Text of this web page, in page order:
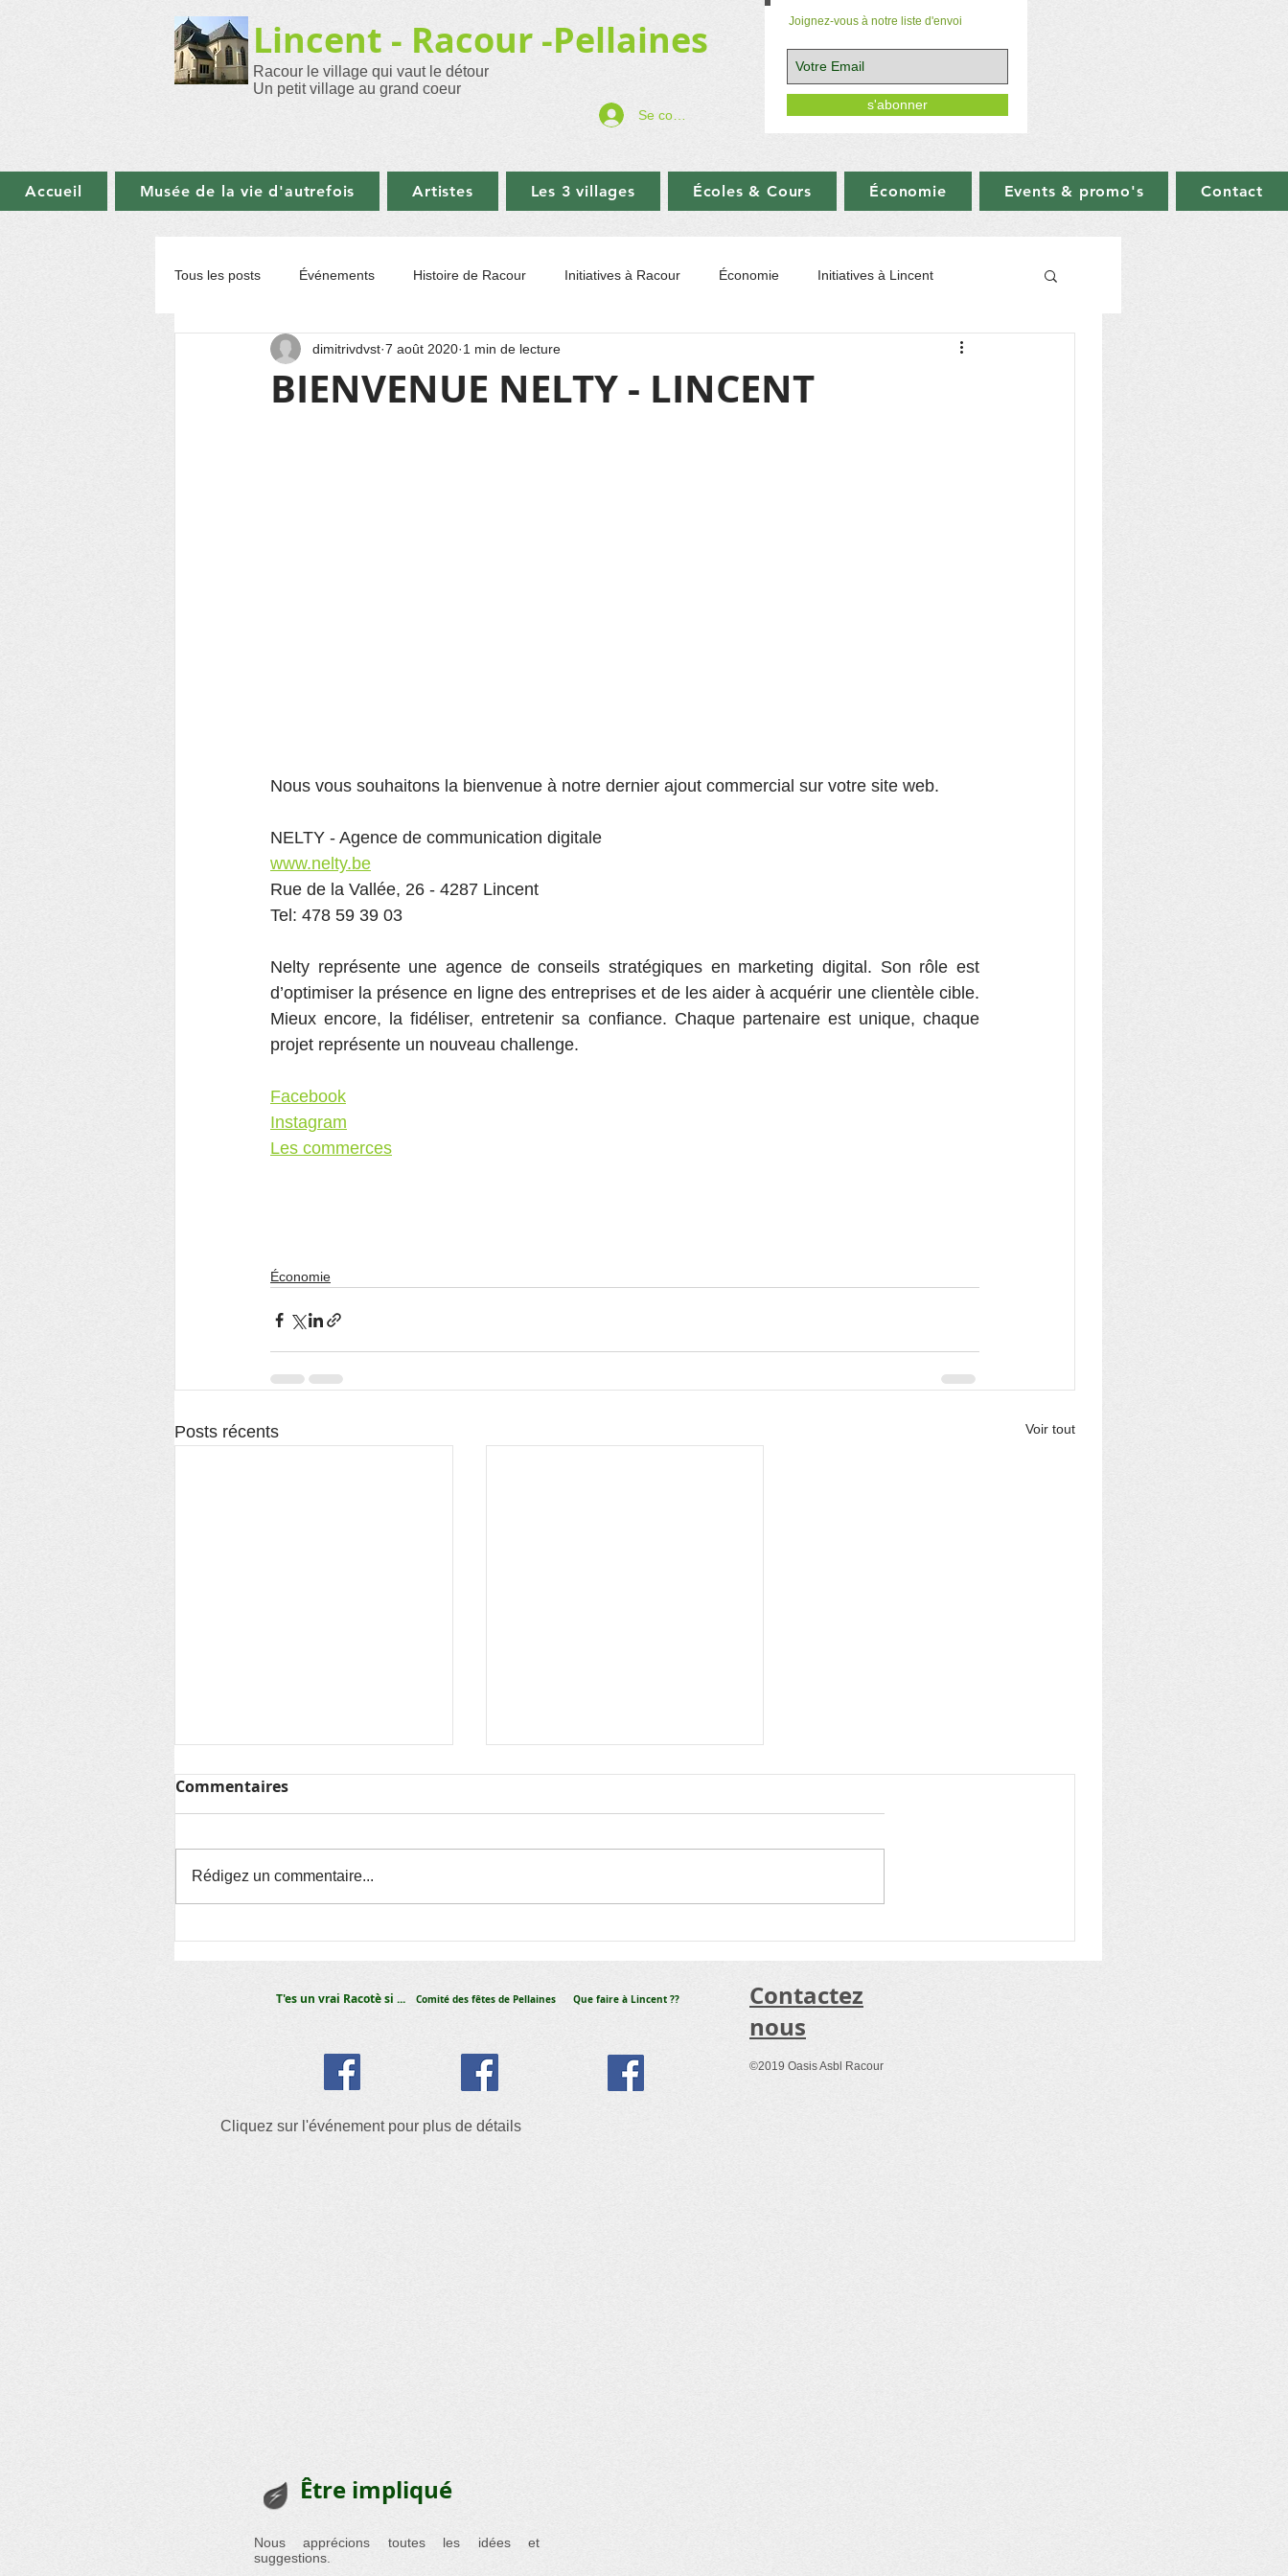
Lincent - Racour -Pellaines
Racour le village qui vaut le détour
Un petit village au grand coeur
Se connecter
Joignez-vous à notre liste d'envoi
s'abonner
Accueil Musée de la vie d'autrefois Artistes Les 3 villages Écoles & Cours Économie Events & promo's Contact
Tous les posts Événements Histoire de Racour Initiatives à Racour Économie Initiatives à Lincent
Initiatives à Pellaines Revue Communale Art et photographie
BIENVENUE NELTY - LINCENT
dimitrivdvst 7 août 2020 1 min de lecture
Nous vous souhaitons la bienvenue à notre dernier ajout commercial sur votre site web.
NELTY - Agence de communication digitale
www.nelty.be
Rue de la Vallée, 26 - 4287 Lincent
Tel: 478 59 39 03
Nelty représente une agence de conseils stratégiques en marketing digital. Son rôle est
d’optimiser la présence en ligne des entreprises et de les aider à acquérir une clientèle cible.
Mieux encore, la fidéliser, entretenir sa confiance. Chaque partenaire est unique, chaque
projet représente un nouveau challenge.
Facebook
Instagram
Les commerces
Économie
Posts récents Voir tout
Remercie les sponsors :
Fête de l’été 2023
Lettrage ou covering de
votre véhicule
Commentaires
Rédigez un commentaire...
T'es un vrai Racotè si ... Comité des fêtes de Pellaines Que faire à Lincent ??
​Contactez
nous
©2019 Oasis Asbl Racour
Cliquez sur l'événement pour plus de détails
Être impliqué
Nous apprécions toutes les idées et
suggestions.